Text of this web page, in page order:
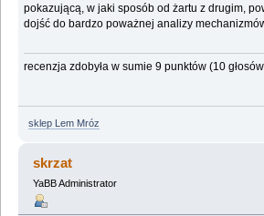
pokazującą, w jaki sposób od żartu z drugim,
dojść do bardzo poważnej analizy
recenzja zdobyła w sumie 9 punktów (10
sklep Lem Mróz
skrzat
YaBB Administrator